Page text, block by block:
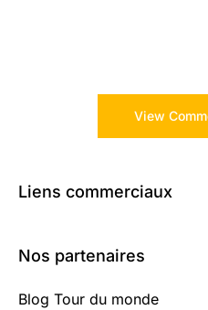
View
Liens commerciaux
Nos partenaires
Blog Tour du monde